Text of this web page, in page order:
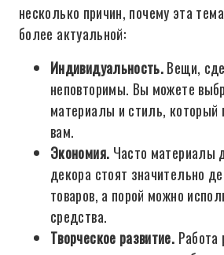
несколько причин, почему эта
более актуальной:
Индивидуальность.Вещи,
неповторимы. Вы можете
материалы и стиль, который
вам.
Экономия. Часто материалы
декора стоят значительно
товаров, а порой можно
средства.
Творческое развитие. Работа